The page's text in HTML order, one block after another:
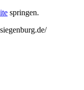
springen.